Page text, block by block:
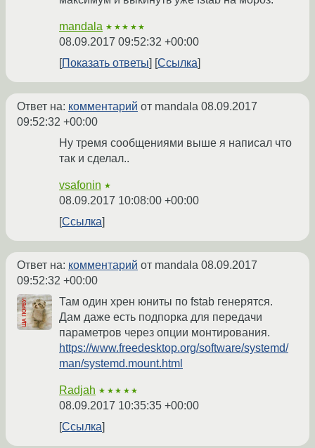
mandala ★★★★★
08.09.2017 09:52:32 +00:00
Показать ответы
Ссылка
Ответ на: комментарий от mandala 08.09.2017
09:52:32 +00:00
Ну тремя сообщениями выше я написал что
так и сделал..
vsafonin ★
08.09.2017 10:08:00 +00:00
Ссылка
Ответ на: комментарий от mandala 08.09.2017
09:52:32 +00:00
Там один хрен юниты по fstab генерятся.
Дам даже есть подпорка для передачи
параметров через опции монтирования.
https://www.freedesktop.org/software/systemd/
man/systemd.mount.html
Radjah ★★★★★
08.09.2017 10:35:35 +00:00
Ссылка